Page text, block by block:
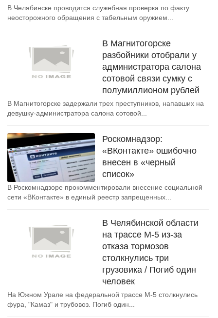
В Челябинске проводится служебная проверка по факту
неосторожного обращения с табельным оружием...
В Магнитогорске
разбойники отобрали у
администратора салона
сотовой связи сумку с
полумиллионом рублей
В Магнитогорске задержали трех преступников, напавших на
девушку-администратора салона сотовой...
Роскомнадзор:
«ВКонтакте» ошибочно
внесен в «черный
список»
В Роскомнадзоре прокомментировали внесение социальной
сети «ВКонтакте» в единый реестр запрещенных...
В Челябинской области
на трассе М-5 из-за
отказа тормозов
столкнулись три
грузовика / Погиб один
человек
На Южном Урале на федеральной трассе М-5 столкнулись
фура, "Камаз" и трубовоз. Погиб один...